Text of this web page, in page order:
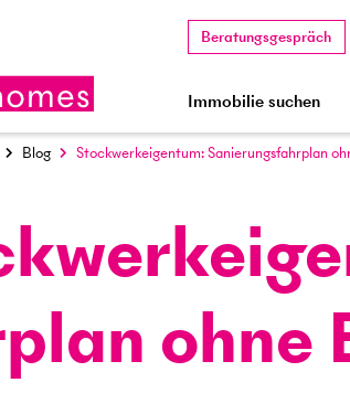
Beratungsgespräch
Immobilie suchen
Blog Stockwerk­eigentum: Sanierungs­fahrplan
ohne